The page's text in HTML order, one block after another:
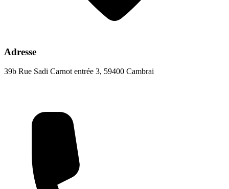
Adresse
39b Rue Sadi Carnot entrée 3, 59400 Cambrai